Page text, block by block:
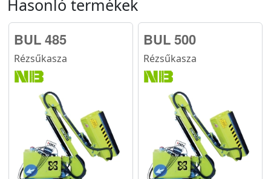
Hasonló termékek
BUL 485
Rézsűkasza
BUL 500
Rézsűkasza